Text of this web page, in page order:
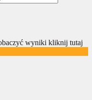
wyniki kliknij tutaj